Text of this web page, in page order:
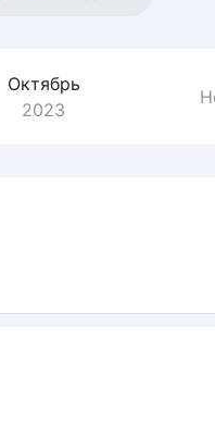
Октябрь
2023